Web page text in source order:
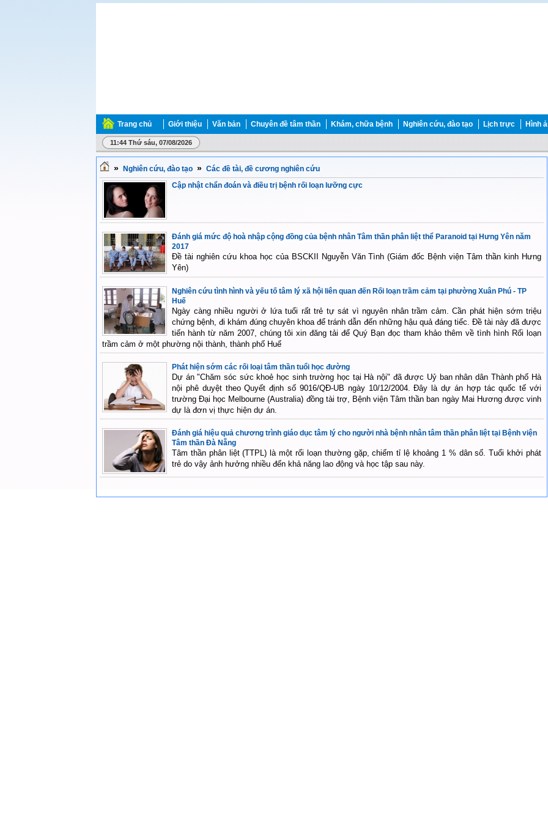
Trang chủ Giới thiệu Văn bản Chuyên đề tâm thần Khám, chữa bệnh Nghiên cứu, đào tạo Lịch trực Hình
11:44 Thứ sáu, 07/08/2026
» Nghiên cứu, đào tạo » Các đề tài, đề cương nghiên cứu
Cập nhật chẩn đoán và điều trị bệnh rối loạn lưỡng cực
Đánh giá mức độ hoà nhập cộng đồng của bệnh nhân Tâm thần phân liệt thể Paranoid tại Hưng Yên năm
2017
Đề tài nghiên cứu khoa học của BSCKII Nguyễn Văn Tình (Giám đốc Bệnh viện Tâm thần kinh Hưng
Yên)
Nghiên cứu tình hình và yếu tố tâm lý xã hội liên quan đến Rối loạn trầm cảm tại phường Xuân Phú - TP
Huế
Ngày càng nhiều người ở lứa tuổi rất trẻ tự sát vì nguyên nhân trầm cảm. Cần phát hiện sớm triệu
chứng bệnh, đi khám đúng chuyên khoa để tránh dẫn đến những hậu quả đáng tiếc. Đề tài này đã được
tiến hành từ năm 2007, chúng tôi xin đăng tải để Quý Bạn đọc tham khảo thêm về tình hình Rối loạn
trầm cảm ở một phường nội thành, thành phố Huế
Phát hiện sớm các rối loại tâm thần tuổi học đường
Dự án "Chăm sóc sức khoẻ học sinh trường học tại Hà nội" đã được Uỷ ban nhân dân Thành phố Hà
nội phê duyệt theo Quyết định số 9016/QĐ-UB ngày 10/12/2004. Đây là dự án hợp tác quốc tế với
trường Đại học Melbourne (Australia) đồng tài trợ, Bệnh viện Tâm thần ban ngày Mai Hương được vinh
dự là đơn vị thực hiện dự án.
Đánh giá hiệu quả chương trình giáo dục tâm lý cho người nhà bệnh nhân tâm thần phân liệt tại Bệnh viện
Tâm thần Đà Nẵng
Tâm thần phân liệt (TTPL) là một rối loạn thường gặp, chiếm tỉ lệ khoảng 1 % dân số. Tuổi khởi phát
trẻ do vậy ảnh hưởng nhiều đến khả năng lao động và học tập sau này.